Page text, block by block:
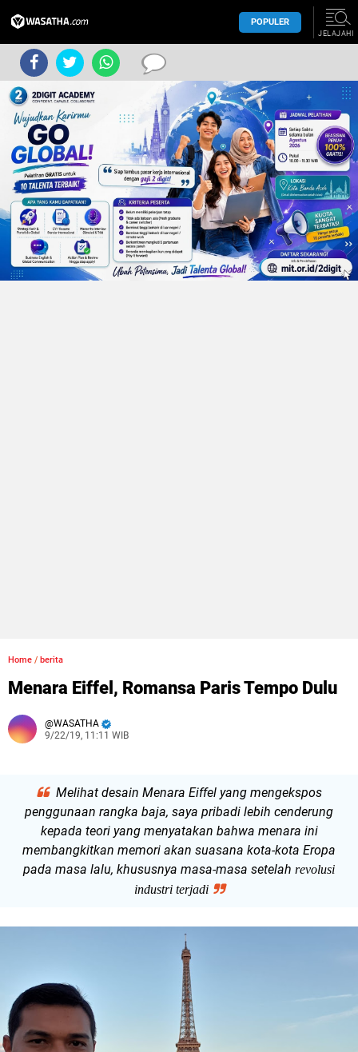
POPULER
JELAJAHI
Home / berita
Menara Eiffel, Romansa Paris Tempo Dulu
WASATHA
9/22/19, 11:11 WIB
Melihat desain Menara Eiffel yang mengekspos
penggunaan rangka baja, saya pribadi lebih cenderung
kepada teori yang menyatakan bahwa menara ini
membangkitkan memori akan suasana kota-kota Eropa
pada masa lalu, khususnya masa-masa setelah revolusi
industri terjadi